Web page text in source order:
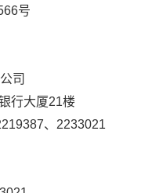
区盛光路566号
招投标有限
81号光大银
萍 0592-